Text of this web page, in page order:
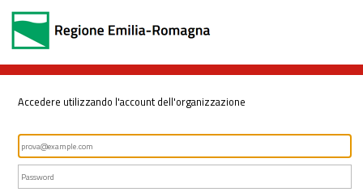
Accedere utilizzando l'account dell'organizzazione